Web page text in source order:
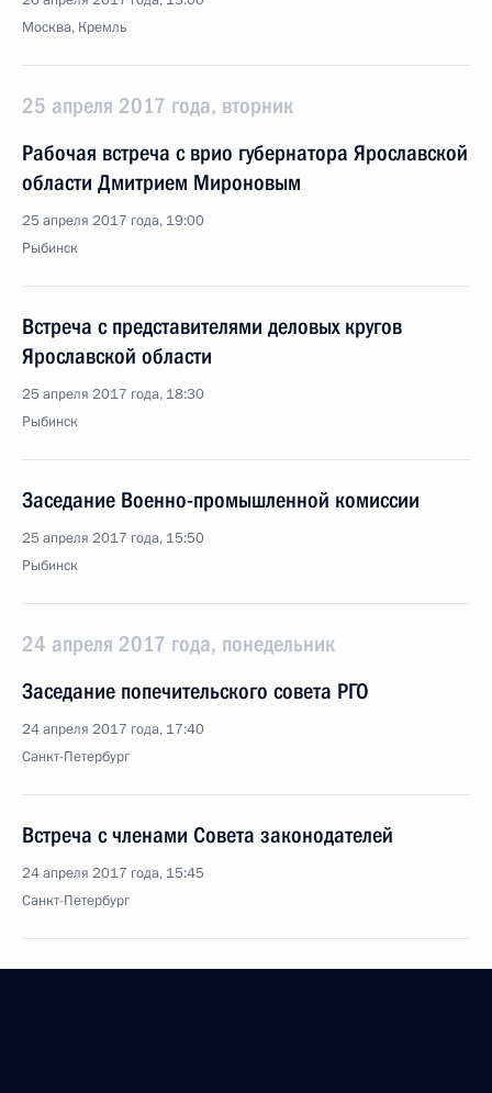
Москва, Кремль
25 апреля 2017 года, вторник
Рабочая встреча с врио губернатора Ярославской
области Дмитрием Мироновым
25 апреля 2017 года, 19:00
Рыбинск
Встреча с представителями деловых кругов
Ярославской области
25 апреля 2017 года, 18:30
Рыбинск
Заседание Военно-промышленной комиссии
25 апреля 2017 года, 15:50
Рыбинск
24 апреля 2017 года, понедельник
Заседание попечительского совета РГО
24 апреля 2017 года, 17:40
Санкт-Петербург
Встреча с членами Совета законодателей
24 апреля 2017 года, 15:45
Санкт-Петербург